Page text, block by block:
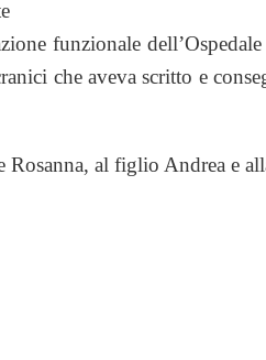
funzionale
che aveva scritto e
al figlio Andrea e